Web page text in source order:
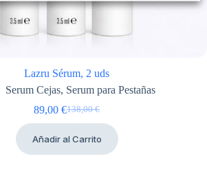
Lazru Sérum, 2 uds
Serum Cejas, Serum para Pestañas
138,00€
El
precio
original
89,00 €El
precio
actual
Añadir al Carrito